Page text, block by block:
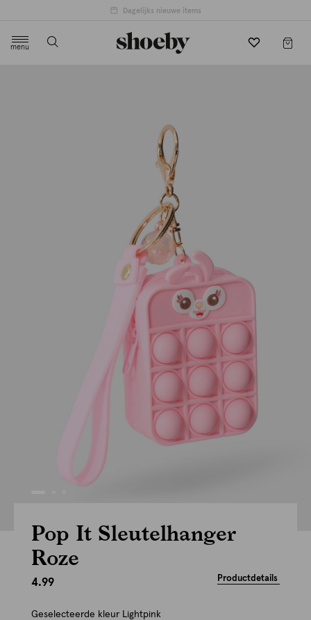
Dagelijks nieuwe items
menu
Pop It Sleutelhanger
Roze
4.99 Productdetails
Geselecteerde kleur Lightpink